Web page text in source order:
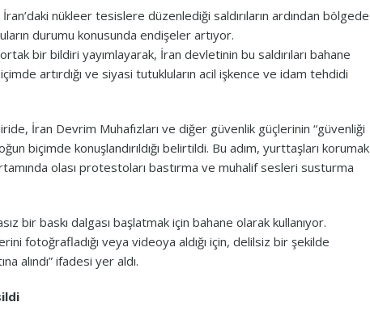
İran’daki nükleer tesislere düzenlediği saldırıların ardından bölgede
durumu konusunda endişeler artıyor.
bir bildiri yayımlayarak, İran devletinin bu saldırıları bahane
artırdığı ve siyasi tutukluların acil işkence ve idam tehdidi
İran Devrim Muhafızları ve diğer güvenlik güçlerinin “güvenliği
biçimde konuşlandırıldığı belirtildi. Bu adım, yurttaşları korumak
olası protestoları bastırma ve muhalif sesleri susturma
bir baskı dalgası başlatmak için bahane olarak kullanıyor.
fotoğrafladığı veya videoya aldığı için, delilsiz bir şekilde
alındı” ifadesi yer aldı.